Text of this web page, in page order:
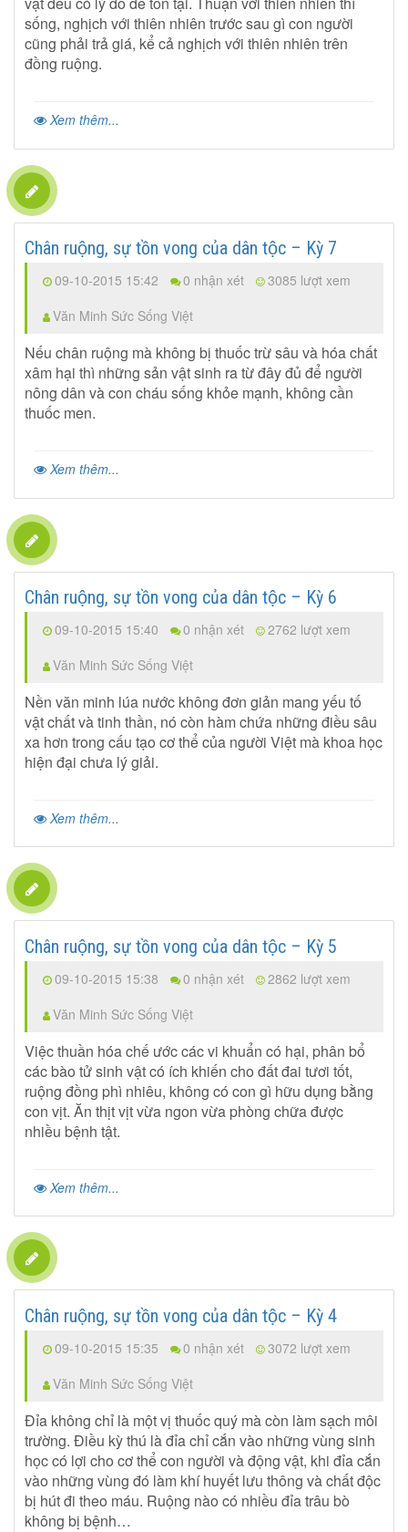
sống, nghịch với thiên nhiên trước sau gì con người
cũng phải trả giá, kể cả nghịch với thiên nhiên trên
đồng ruộng.
Xem thêm...
Chân ruộng, sự tồn vong của dân tộc – Kỳ 7
09-10-2015 15:42 0 nhận xét
3085 lượt xem
Văn Minh Sức Sống Việt
Nếu chân ruộng mà không bị thuốc trừ sâu và hóa chất
xâm hại thì những sản vật sinh ra từ đây đủ để người
nông dân và con cháu sống khỏe mạnh, không cần
thuốc men.
Xem thêm...
Chân ruộng, sự tồn vong của dân tộc – Kỳ 6
09-10-2015 15:40 0 nhận xét
2762 lượt xem
Văn Minh Sức Sống Việt
Nền văn minh lúa nước không đơn giản mang yếu tố
vật chất và tinh thần, nó còn hàm chứa những điều sâu
xa hơn trong cấu tạo cơ thể của người Việt mà khoa học
hiện đại chưa lý giải.
Xem thêm...
Chân ruộng, sự tồn vong của dân tộc – Kỳ 5
09-10-2015 15:38 0 nhận xét
2862 lượt xem
Văn Minh Sức Sống Việt
Việc thuần hóa chế ước các vi khuẩn có hại, phân bổ
các bào tử sinh vật có ích khiến cho đất đai tươi tốt,
ruộng đồng phì nhiêu, không có con gì hữu dụng bằng
con vịt. Ăn thịt vịt vừa ngon vừa phòng chữa được
nhiều bệnh tật.
Xem thêm...
Chân ruộng, sự tồn vong của dân tộc – Kỳ 4
09-10-2015 15:35 0 nhận xét
3072 lượt xem
Văn Minh Sức Sống Việt
Đỉa không chỉ là một vị thuốc quý mà còn làm sạch môi
trường. Điều kỳ thú là đỉa chỉ cắn vào những vùng sinh
học có lợi cho cơ thể con người và động vật, khi đỉa cắn
vào những vùng đó làm khí huyết lưu thông và chất độc
bị hút đi theo máu. Ruộng nào có nhiều đỉa trâu bò
không bị bệnh…